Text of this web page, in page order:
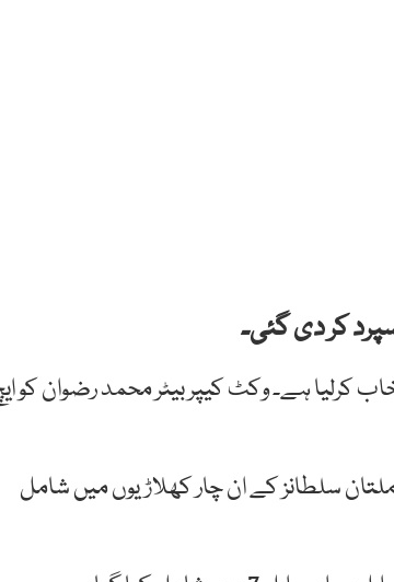
کا انتخاب کرلیا ہے۔ وکٹ کیپر بیٹر محمد رضوان کو
والے محمد رضوان ملتان سلطانز کے ان چار کھلاڑیوں میں شامل